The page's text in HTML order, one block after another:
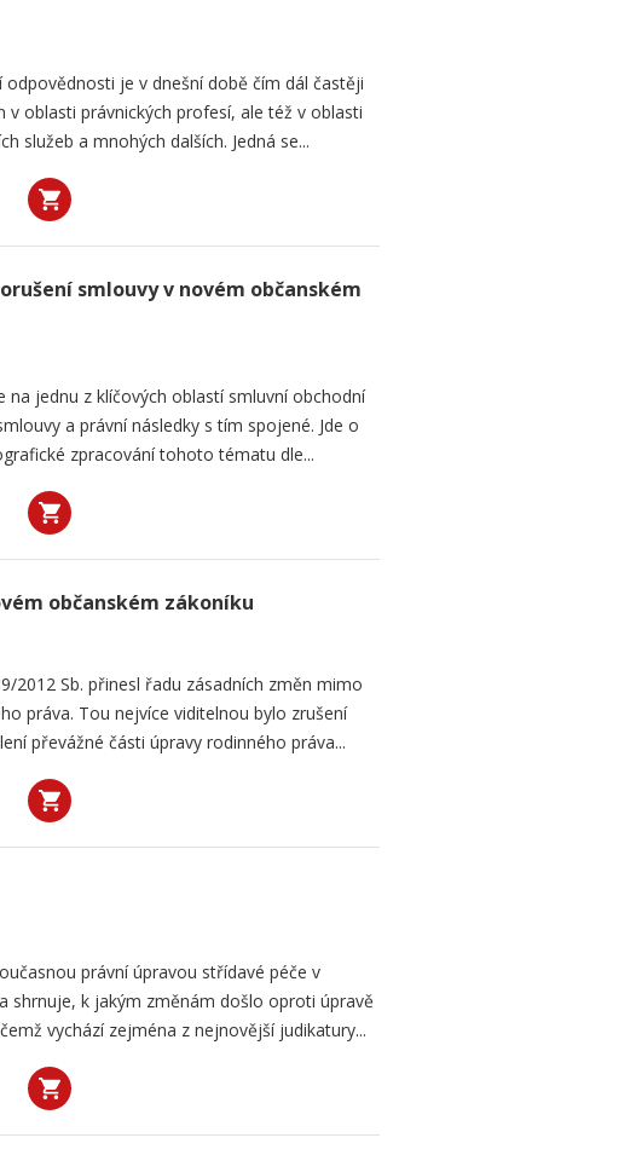
je v dnešní době čím dál častěji
v oblasti právnických profesí, ale též v oblasti
služeb a mnohých dalších. Jedná se...
smlouvy v novém občanském
na jednu z klíčových oblastí smluvní obchodní
a právní následky s tím spojené. Jde o
zpracování tohoto tématu dle...
občanském zákoníku
2012 Sb. přinesl řadu zásadních změn mimo
práva. Tou nejvíce viditelnou bylo zrušení
převážné části úpravy rodinného práva...
právní úpravou střídavé péče v
shrnuje, k jakým změnám došlo oproti úpravě
vychází zejména z nejnovější judikatury...